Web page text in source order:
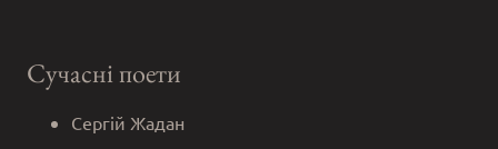
Сучасні поети
Сергій Жадан